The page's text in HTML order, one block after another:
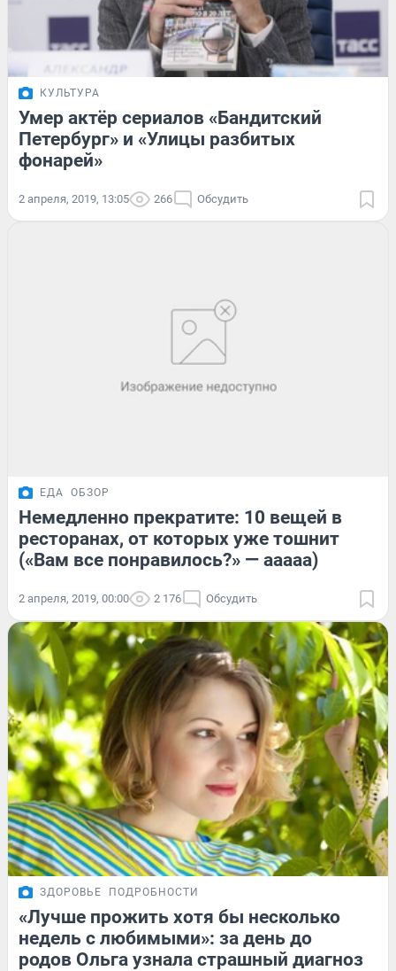
КУЛЬТУРА
Умер актёр сериалов «Бандитский
Петербург» и «Улицы разбитых
фонарей»
2 апреля, 2019, 13:05 266 Обсудить
ЕДА ОБЗОР
Немедленно прекратите: 10 вещей в
ресторанах, от которых уже тошнит
(«Вам все понравилось?» — ааааа)
2 апреля, 2019, 00:00 2 176 Обсудить
ЗДОРОВЬЕ ПОДРОБНОСТИ
«Лучше прожить хотя бы несколько
недель с любимыми»: за день до
родов Ольга узнала страшный диагноз